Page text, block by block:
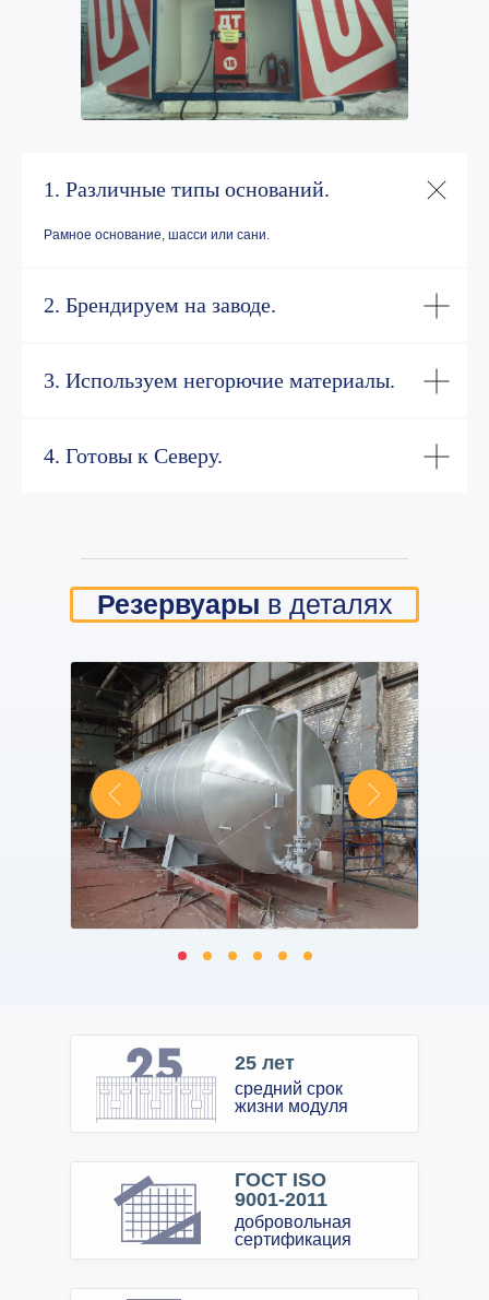
1. Различные типы оснований.
Рамное основание, шасси или сани.
2. Брендируем на заводе.
3. Используем негорючие материалы.
4. Готовы к Северу.
Резервуары в деталях
средний срок
жизни модуля
добровольная
сертификация
25 лет
ГОСТ ISO
9001-2011